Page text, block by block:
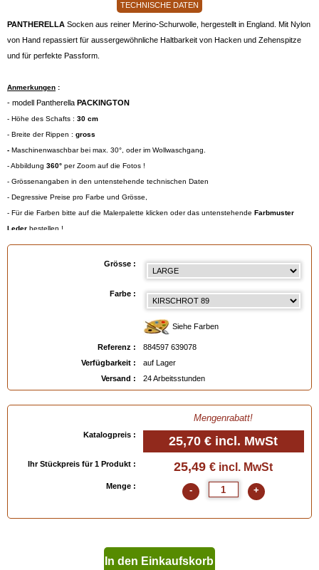
TECHNISCHE DATEN
PANTHERELLA Socken aus reiner Merino-Schurwolle, hergestellt in England. Mit Nylon
von Hand repassiert für aussergewöhnliche Haltbarkeit von Hacken und Zehenspitze
und für perfekte Passform.
Anmerkungen :
- modell Pantherella PACKINGTON
- Höhe des Schafts : 30 cm
- Breite der Rippen : gross
- Maschinenwaschbar bei max. 30°, oder im Wollwaschgang.
- Abbildung 360° per Zoom auf die Fotos !
- Grössenangaben in den untenstehende technischen Daten
- Degressive Preise pro Farbe und Grösse,
- Für die Farben bitte auf die Malerpalette klicken oder das untenstehende Farbmuster
Leder bestellen !
Gröβentabelle:
- Small = 39/40 (Eur) - 6/7 (UK) - 7/8 (USA)
- Medium = 41/44 (Eur) - 7½/9½ (UK) - 8½/11 (USA)
- Large = 45/47 (Eur) - 10/12 (UK) - 11½/13 (USA)
- Extra Large = 48/49 (Eur) - 13/14 (UK) - 13½/15 (USA)
Grösse :
Farbe :
Siehe Farben
Referenz :
884597 639078
Verfügbarkeit :
auf Lager
Versand :
24 Arbeitsstunden
Mengenrabatt!
Katalogpreis : 25,70 € incl. MwSt
Ihr Stückpreis für 1 Produkt : 25,49 € incl. MwSt
Menge : - +
In den Einkaufskorb